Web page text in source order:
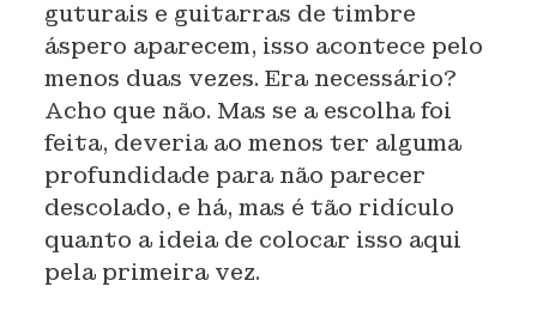
guturais e guitarras de timbre
áspero aparecem, isso acontece pelo
menos duas vezes. Era necessário?
Acho que não. Mas se a escolha foi
feita, deveria ao menos ter alguma
profundidade para não parecer
descolado, e há, mas é tão ridículo
quanto a ideia de colocar isso aqui
pela primeira vez.